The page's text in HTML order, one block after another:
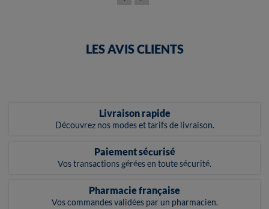
LES AVIS CLIENTS
Livraison rapide
Découvrez nos modes et tarifs de livraison.
Paiement sécurisé
Vos transactions gérées en toute sécurité.
Pharmacie française
Vos commandes validées par un pharmacien.